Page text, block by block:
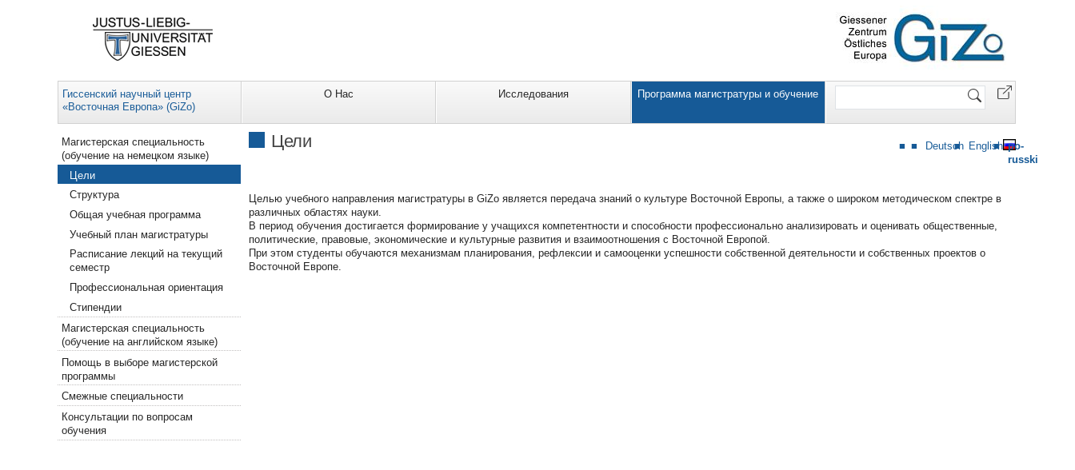
Гиссенский научный центр
«Восточная Европа» (GiZo)
О Нас Исследования Программа магистратуры и обучение
Website
Deutsch English po-
russki
Цели
Целью учебного направления магистратуры в GiZo является передача знаний о культуре Восточной Европы, а также о широком методическом спектре в
различных областях науки.
В период обучения достигается формирование у учащихся компетентности и способности профессионально анализировать и оценивать общественные,
политические, правовые, экономические и культурные развития и взаимоотношения с Восточной Европой.
При этом студенты обучаются механизмам планирования, рефлексии и самооценки успешности собственной деятельности и собственных проектов о
Восточной Европе.
Navigation
Магистерская специальность
(обучение на немецком языке)
Цели
Структура
Общая учебная программа
Учебный план магистратуры
Расписание лекций на текущий
семестр
Профессиональная ориентация
Cтипендии
Магистерская специальность
(обучение на английском языке)
Помощь в выборе магистерской
программы
Смежные специальности
Консультации по вопросам
обучения